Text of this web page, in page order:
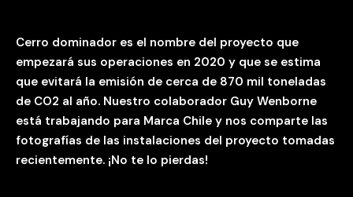
Cerro dominador es el nombre del proyecto que
empezará sus operaciones en 2020 y que se estima
que evitará la emisión de cerca de 870 mil toneladas
de CO2 al año. Nuestro colaborador Guy Wenborne
está trabajando para Marca Chile y nos comparte las
fotografías de las instalaciones del proyecto tomadas
recientemente. ¡No te lo pierdas!